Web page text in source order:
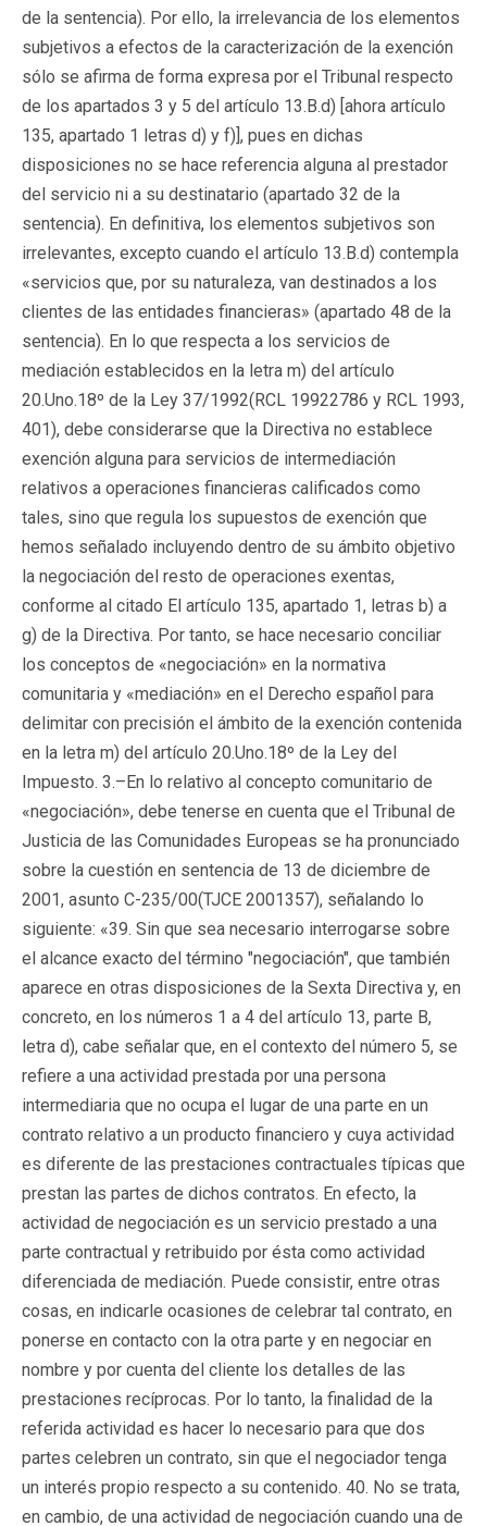
de la sentencia). Por ello, la irrelevancia de los elementos
subjetivos a efectos de la caracterización de la exención
sólo se afirma de forma expresa por el Tribunal respecto
de los apartados 3 y 5 del artículo 13.B.d) [ahora artículo
135, apartado 1 letras d) y f)], pues en dichas
disposiciones no se hace referencia alguna al prestador
del servicio ni a su destinatario (apartado 32 de la
sentencia). En definitiva, los elementos subjetivos son
irrelevantes, excepto cuando el artículo 13.B.d) contempla
«servicios que, por su naturaleza, van destinados a los
clientes de las entidades financieras» (apartado 48 de la
sentencia). En lo que respecta a los servicios de
mediación establecidos en la letra m) del artículo
20.Uno.18º de la Ley 37/1992(RCL 19922786 y RCL 1993,
401), debe considerarse que la Directiva no establece
exención alguna para servicios de intermediación
relativos a operaciones financieras calificados como
tales, sino que regula los supuestos de exención que
hemos señalado incluyendo dentro de su ámbito objetivo
la negociación del resto de operaciones exentas,
conforme al citado El artículo 135, apartado 1, letras b) a
g) de la Directiva. Por tanto, se hace necesario conciliar
los conceptos de «negociación» en la normativa
comunitaria y «mediación» en el Derecho español para
delimitar con precisión el ámbito de la exención contenida
en la letra m) del artículo 20.Uno.18º de la Ley del
Impuesto. 3.–En lo relativo al concepto comunitario de
«negociación», debe tenerse en cuenta que el Tribunal de
Justicia de las Comunidades Europeas se ha pronunciado
sobre la cuestión en sentencia de 13 de diciembre de
2001, asunto C-235/00(TJCE 2001357), señalando lo
siguiente: «39. Sin que sea necesario interrogarse sobre
el alcance exacto del término "negociación", que también
aparece en otras disposiciones de la Sexta Directiva y, en
concreto, en los números 1 a 4 del artículo 13, parte B,
letra d), cabe señalar que, en el contexto del número 5, se
refiere a una actividad prestada por una persona
intermediaria que no ocupa el lugar de una parte en un
contrato relativo a un producto financiero y cuya actividad
es diferente de las prestaciones contractuales típicas que
prestan las partes de dichos contratos. En efecto, la
actividad de negociación es un servicio prestado a una
parte contractual y retribuido por ésta como actividad
diferenciada de mediación. Puede consistir, entre otras
cosas, en indicarle ocasiones de celebrar tal contrato, en
ponerse en contacto con la otra parte y en negociar en
nombre y por cuenta del cliente los detalles de las
prestaciones recíprocas. Por lo tanto, la finalidad de la
referida actividad es hacer lo necesario para que dos
partes celebren un contrato, sin que el negociador tenga
un interés propio respecto a su contenido. 40. No se trata,
en cambio, de una actividad de negociación cuando una de